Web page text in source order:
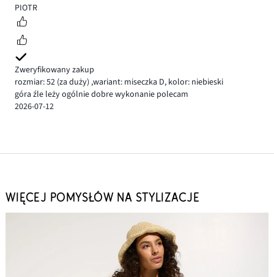
5
PIOTR
Zweryfikowany zakup
rozmiar: 52 (za duży) ,wariant: miseczka D, kolor: niebieski
góra źle leży ogólnie dobre wykonanie polecam
2026-07-12
WIĘCEJ POMYSŁÓW NA STYLIZACJE